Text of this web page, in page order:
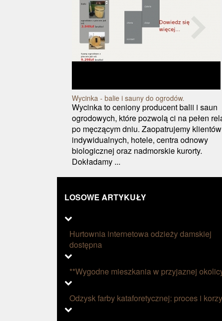
Wycinka - balie i sauny do ogrodów.
Wycinka to ceniony producent balii i saun
ogrodowych, które pozwolą ci na pełen
po męczącym dniu. Zaopatrujemy klientów
indywidualnych, hotele, centra odnowy
biologicznej oraz nadmorskie kurorty.
Dokładamy ...
LOSOWE ARTYKUŁY
Hurtownia internetowa odzieży damskiej
dostępna
**Wygodne mieszkania w przyjaznej
Odzysk farby kataforetycznej: proces i